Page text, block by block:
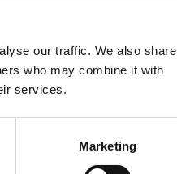
our traffic. We also share
who may combine it with
services.
Marketing
tabletten (doos met 12